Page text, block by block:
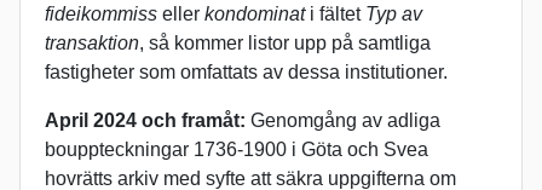
fideikommiss eller kondominati fältet Typ av
transaktion, så kommer listor upp på samtliga
fastigheter som omfattats av dessa institutioner.
April 2024 och framåt: Genomgång av adliga
bouppteckningar 1736-1900 i Göta och Svea
hovrätts arkiv med syfte att säkra uppgifterna om